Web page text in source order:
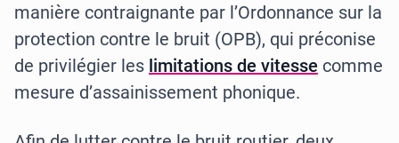
manière contraignante par l’Ordonnance sur la
protection contre le bruit (OPB), qui préconise
de privilégier les limitations de vitesse comme
mesure d’assainissement phonique.